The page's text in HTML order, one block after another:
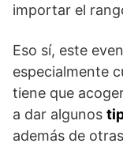
importar el
Eso sí, este
especialmente
tiene que
a dar algunos
además de